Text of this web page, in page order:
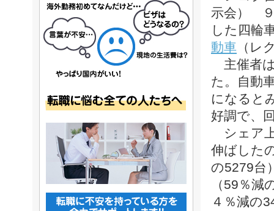
示会） ９
した四輪
動車 （レ
主催者
た。自動
になると
好調で、
シェア
伸ばした
の5279台
（59％
４％減の